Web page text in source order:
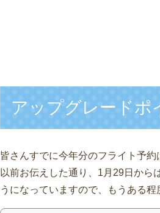
アップグレードポ
皆さんすでに今年分のフライト予
以前お伝えした通り、1月29日から
うになっていますので、もうある